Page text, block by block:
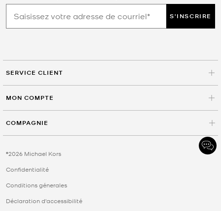
S'INSCRIRE
SERVICE CLIENT
MON COMPTE
COMPAGNIE
©2026 Michael Kors
Confidentialité
Conditions génerales
Déclaration d'accessibilité